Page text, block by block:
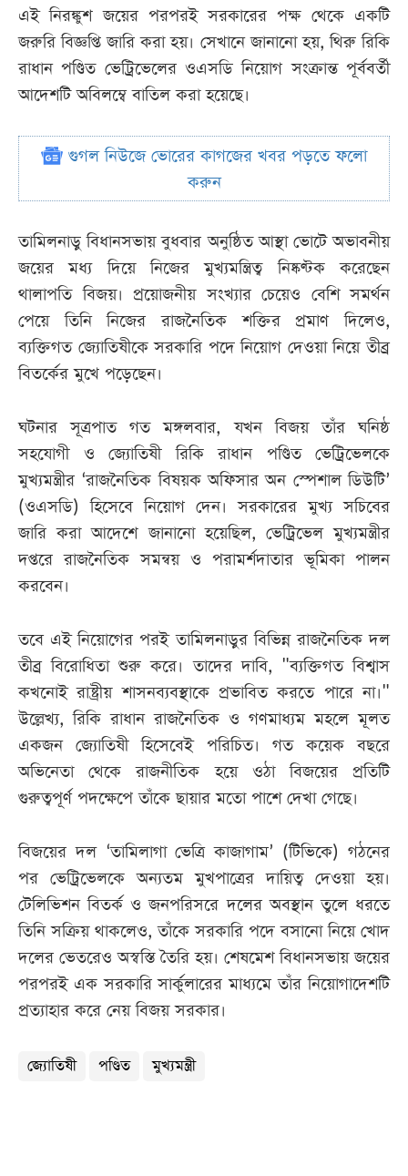
এই নিরঙ্কুশ জয়ের পরপরই সরকারের পক্ষ থেকে একটি
জরুরি বিজ্ঞপ্তি জারি করা হয়। সেখানে জানানো হয়, থিরু রিকি
রাধান পণ্ডিত ভেট্রিভেলের ওএসডি নিয়োগ সংক্রান্ত পূর্ববর্তী
আদেশটি অবিলম্বে বাতিল করা হয়েছে।
গুগল নিউজে ভোরের কাগজের খবর পড়তে ফলো
করুন
তামিলনাড়ু বিধানসভায় বুধবার অনুষ্ঠিত আস্থা ভোটে অভাবনীয়
জয়ের মধ্য দিয়ে নিজের মুখ্যমন্ত্রিত্ব নিষ্কণ্টক করেছেন
থালাপতি বিজয়। প্রয়োজনীয় সংখ্যার চেয়েও বেশি সমর্থন
পেয়ে তিনি নিজের রাজনৈতিক শক্তির প্রমাণ দিলেও,
ব্যক্তিগত জ্যোতিষীকে সরকারি পদে নিয়োগ দেওয়া নিয়ে তীব্র
বিতর্কের মুখে পড়েছেন।
ঘটনার সূত্রপাত গত মঙ্গলবার, যখন বিজয় তাঁর ঘনিষ্ঠ
সহযোগী ও জ্যোতিষী রিকি রাধান পণ্ডিত ভেট্রিভেলকে
মুখ্যমন্ত্রীর ‘রাজনৈতিক বিষয়ক অফিসার অন স্পেশাল ডিউটি’
(ওএসডি) হিসেবে নিয়োগ দেন। সরকারের মুখ্য সচিবের
জারি করা আদেশে জানানো হয়েছিল, ভেট্রিভেল মুখ্যমন্ত্রীর
দপ্তরে রাজনৈতিক সমন্বয় ও পরামর্শদাতার ভূমিকা পালন
করবেন।
তবে এই নিয়োগের পরই তামিলনাড়ুর বিভিন্ন রাজনৈতিক দল
তীব্র বিরোধিতা শুরু করে। তাদের দাবি, "ব্যক্তিগত বিশ্বাস
কখনোই রাষ্ট্রীয় শাসনব্যবস্থাকে প্রভাবিত করতে পারে না।"
উল্লেখ্য, রিকি রাধান রাজনৈতিক ও গণমাধ্যম মহলে মূলত
একজন জ্যোতিষী হিসেবেই পরিচিত। গত কয়েক বছরে
অভিনেতা থেকে রাজনীতিক হয়ে ওঠা বিজয়ের প্রতিটি
গুরুত্বপূর্ণ পদক্ষেপে তাঁকে ছায়ার মতো পাশে দেখা গেছে।
বিজয়ের দল ‘তামিলাগা ভেত্রি কাজাগাম’ (টিভিকে) গঠনের
পর ভেট্রিভেলকে অন্যতম মুখপাত্রের দায়িত্ব দেওয়া হয়।
টেলিভিশন বিতর্ক ও জনপরিসরে দলের অবস্থান তুলে ধরতে
তিনি সক্রিয় থাকলেও, তাঁকে সরকারি পদে বসানো নিয়ে খোদ
দলের ভেতরেও অস্বস্তি তৈরি হয়। শেষমেশ বিধানসভায় জয়ের
পরপরই এক সরকারি সার্কুলারের মাধ্যমে তাঁর নিয়োগাদেশটি
প্রত্যাহার করে নেয় বিজয় সরকার।
জ্যোতিষী পণ্ডিত মুখ্যমন্ত্রী